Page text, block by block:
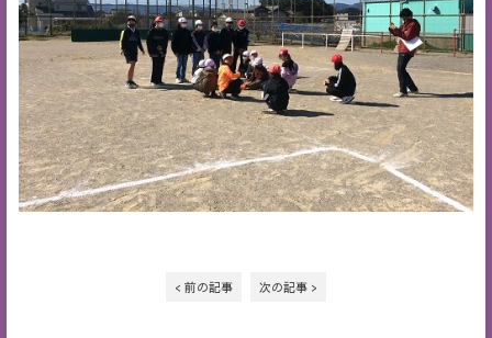
< 前の記事 次の記事 >